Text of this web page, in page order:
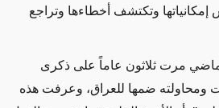
إمكانياتها وتكتشف أخطاءها وتراجع
مرت ثلاثون عاماً على ذكرى
ومحاولته ضمها للعراق، وعرفت هذه